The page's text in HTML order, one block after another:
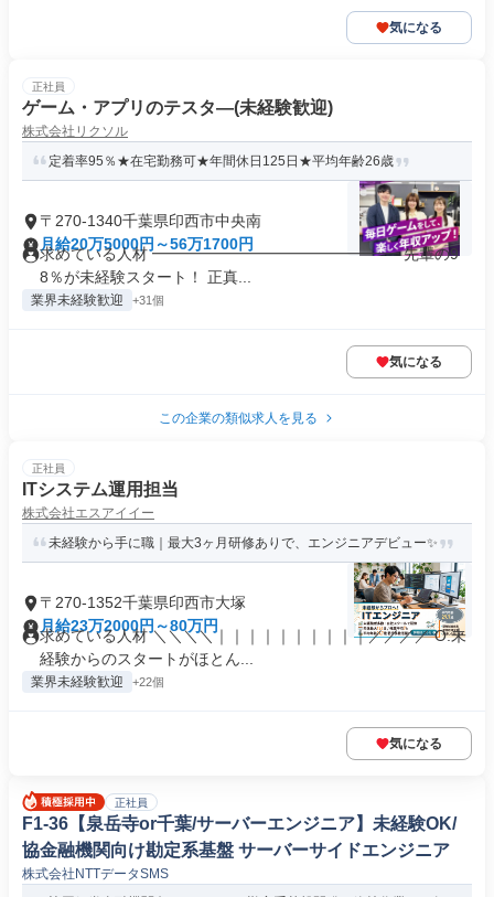
気になる
正社員
ゲーム・アプリのテスタ―(未経験歓迎)
株式会社リクソル
定着率95％★在宅勤務可★年間休日125日★平均年齢26歳
〒270-1340千葉県印西市中央南
月給20万5000円～56万1700円
求めている人材 ━━━━━━━━━━━━━━━━ 先輩の9
8％が未経験スタート！ 正真...
業界未経験歓迎 +31個
気になる
この企業の類似求人を見る
正社員
ITシステム運用担当
株式会社エスアイイー
未経験から手に職｜最大3ヶ月研修ありで、エンジニアデビュー✨
〒270-1352千葉県印西市大塚
月給23万2000円～80万円
求めている人材 ＼＼＼＼｜｜｜｜｜｜｜｜｜｜／／／／ O.未
経験からのスタートがほとん...
業界未経験歓迎 +22個
気になる
正社員
F1-36【泉岳寺or千葉/サーバーエンジニア】未経験OK/
協金融機関向け勘定系基盤 サーバーサイドエンジニア
株式会社NTTデータSMS